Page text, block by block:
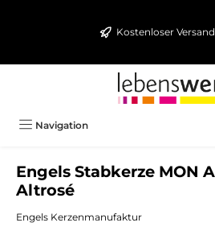
Kostenloser
Navigation
Engels Stabkerze MON
Altrosé
Engels Kerzenmanufaktur